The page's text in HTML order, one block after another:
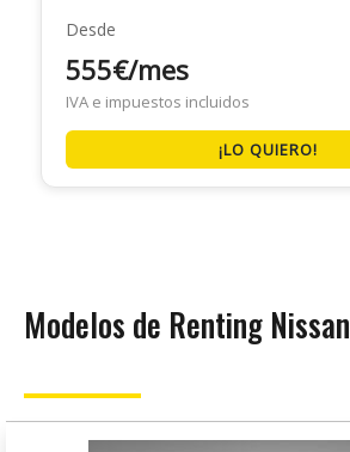
Desde
555€/mes
IVA e impuestos incluidos
¡LO QUIERO!
Modelos de Renting